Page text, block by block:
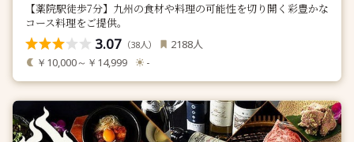
【薬院駅徒歩7分】九州の食材や料理の可能性を切り開く彩豊かな
コース料理をご提供。
3.07 （38人） 2188人
￥10,000～￥14,999 -